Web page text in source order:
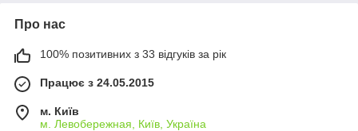
Про нас
100% позитивних з 33 відгуків за рік
Працює з 24.05.2015
м. Київ
м. Левобережная, Київ, Україна